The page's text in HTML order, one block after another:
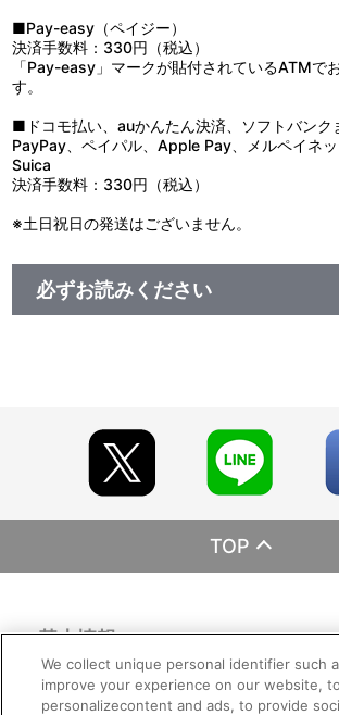
■Pay-easy（ペイジー）
決済手数料：330円（税込）
「Pay-easy」マークが貼付されているATMで
す。
■ドコモ払い、auかんたん決済、ソフトバンク
PayPay、ペイパル、Apple Pay、メルペイネ
Suica
決済手数料：330円（税込）
※土日祝日の発送はございません。
必ずお読みください
TOP
基本情報
利用規約 特定商取引法に基づく表示 プライバシーポリ
ご利用情報
We collect unique personal identifier such
improve your experience on our website, to
personalizecontent and ads, to provide